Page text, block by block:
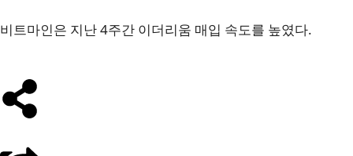
비트마인은 지난 4주간 이더리움 매입 속도를 높였다.